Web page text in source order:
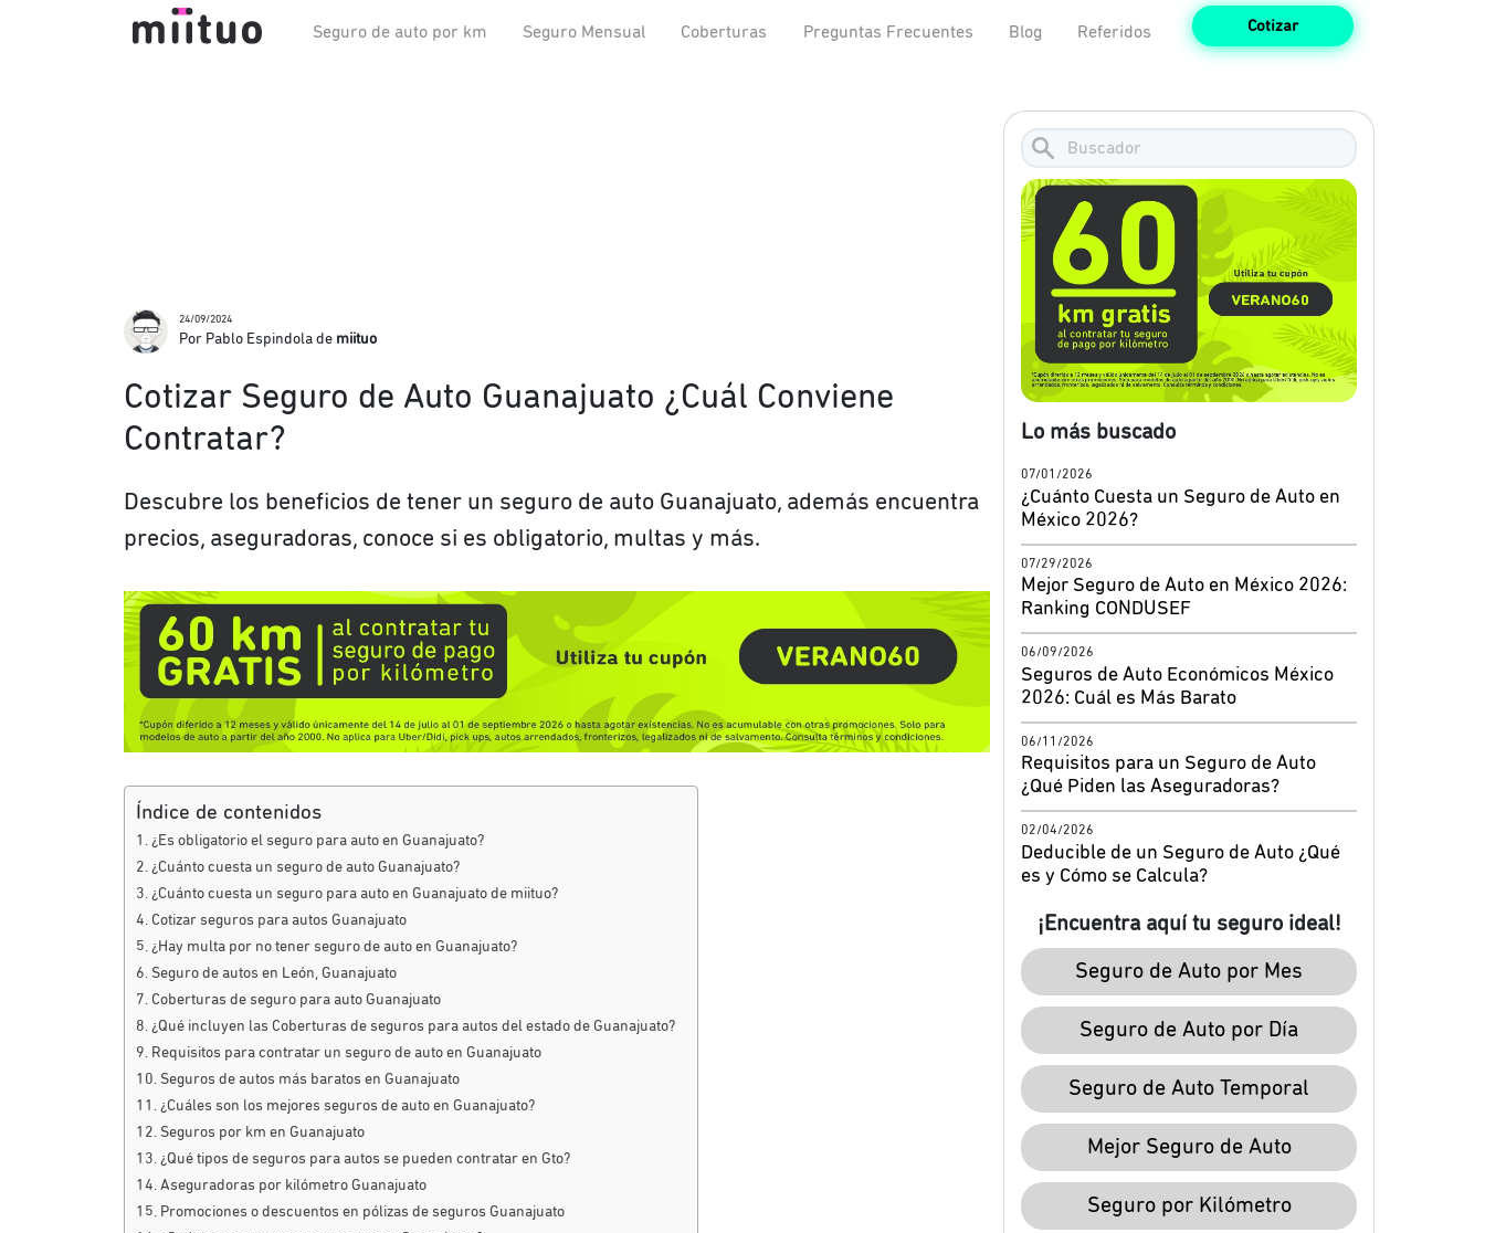
Cotizar
Seguro de auto por km Seguro Mensual Coberturas Preguntas Frecuentes Blog Referidos
Lo más buscado
07/01/2026
¿Cuánto Cuesta un Seguro de Auto en
México 2026?
07/29/2026
Mejor Seguro de Auto en México 2026:
Ranking CONDUSEF
06/09/2026
Seguros de Auto Económicos México
2026: Cuál es Más Barato
06/11/2026
Requisitos para un Seguro de Auto
¿Qué Piden las Aseguradoras?
02/04/2026
Deducible de un Seguro de Auto ¿Qué
es y Cómo se Calcula?
¡Encuentra aquí tu seguro ideal!
Seguro de Auto por Mes
Seguro de Auto por Día
Seguro de Auto Temporal
Mejor Seguro de Auto
Seguro por Kilómetro
24/09/2024
Por Pablo Espindola de miituo
Cotizar Seguro de Auto Guanajuato ¿Cuál Conviene
Contratar?
Descubre los beneficios de tener un seguro de auto Guanajuato, además encuentra
precios, aseguradoras, conoce si es obligatorio, multas y más.
Índice de contenidos
¿Es obligatorio el seguro para auto en Guanajuato?
¿Cuánto cuesta un seguro de auto Guanajuato?
¿Cuánto cuesta un seguro para auto en Guanajuato de miituo?
Cotizar seguros para autos Guanajuato
¿Hay multa por no tener seguro de auto en Guanajuato?
Seguro de autos en León, Guanajuato
Coberturas de seguro para auto Guanajuato
¿Qué incluyen las Coberturas de seguros para autos del estado de Guanajuato?
Requisitos para contratar un seguro de auto en Guanajuato
Seguros de autos más baratos en Guanajuato
¿Cuáles son los mejores seguros de auto en Guanajuato?
Seguros por km en Guanajuato
¿Qué tipos de seguros para autos se pueden contratar en Gto?
Aseguradoras por kilómetro Guanajuato
Promociones o descuentos en pólizas de seguros Guanajuato